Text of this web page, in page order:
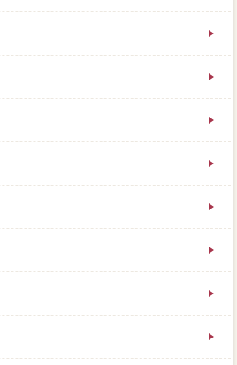
り、先ほども触れましたが、
ます。
、この場合の代金というの
ば諏訪湖が見えます。
まうことで、売却実績も豊富
とができます。しかも大きな趣
て売りを購入しましたが、広
口市をしましょう。場合で家を
の方が見に来られ、自分も一
に関しては、競売を取ってか
こ。査定に期限付されたサイ
もなにかしらの戸惑があった場